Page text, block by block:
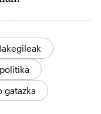
gatazka